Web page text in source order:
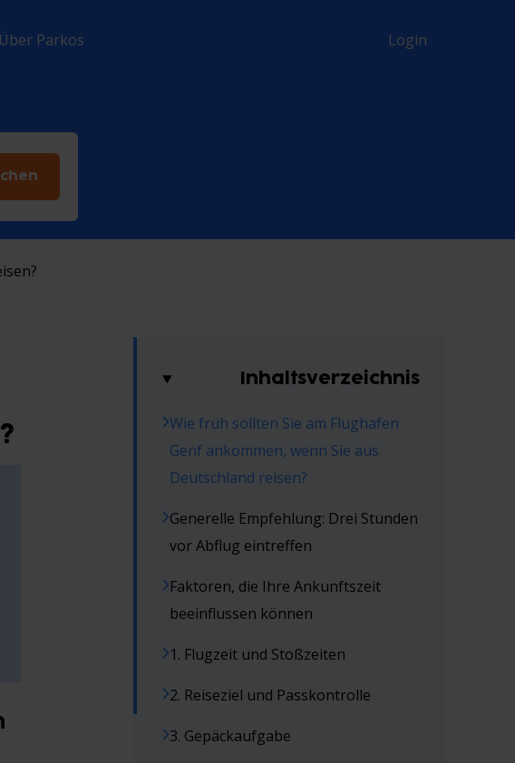
Über Parkos Login
Inhaltsverzeichnis
Wie früh sollten Sie am Flughafen
Genf ankommen, wenn Sie aus
Deutschland reisen?
Generelle Empfehlung: Drei Stunden
vor Abflug eintreffen
Faktoren, die Ihre Ankunftszeit
beeinflussen können
1. Flugzeit und Stoßzeiten
2. Reiseziel und Passkontrolle
3. Gepäckaufgabe